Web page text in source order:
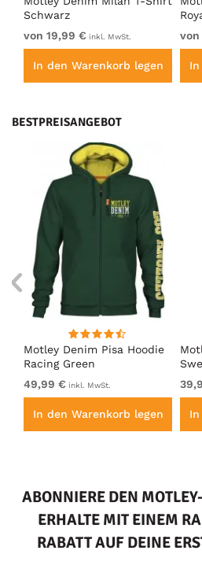
Schwarz
von 19,99 € inkl. MwSt.
In den Warenkorb legen
von
BESTPREISANGEBOT
Motley Denim Pisa Hoodie
Racing Green
49,99 € inkl. MwSt.
In den Warenkorb legen
ABONNIERE DEN
ERHALTE MIT EINEM
RABATT AUF DEINE